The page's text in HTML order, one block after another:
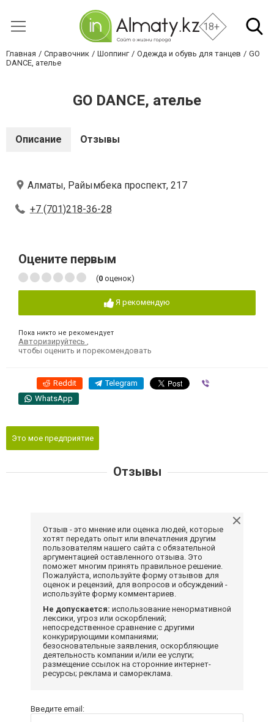
18+
Главная Справочник Шоппинг Одежда и обувь для танцев
GO
DANCE, ателье
GO DANCE, ателье
Описание Отзывы
Алматы, Райымбека проспект, 217
+7 (701)218-36-28
Оцените первым
(0 оценок)
Я рекомендую
Пока никто не рекомендует
Авторизируйтесь
чтобы оценить и порекомендовать
Reddit Telegram
WhatsApp
Это мое предприятие
Отзывы
Отзыв - это мнение или оценка людей, которые
хотят передать опыт или впечатления другим
пользователям нашего сайта с обязательной
аргументацией оставленного отзыва. Это
поможет многим принять правильное решение.
Пожалуйста, используйте форму отзывов для
оценок и рецензий, для вопросов и обсуждений -
используйте форму комментариев.
Не допускается: использование ненормативной
лексики, угроз или оскорблений;
непосредственное сравнение с другими
конкурирующими компаниями;
безосновательные заявления, оскорбляющие
деятельность компании и/или ее услуги;
размещение ссылок на сторонние интернет-
ресурсы; реклама и самореклама.
Введите email: